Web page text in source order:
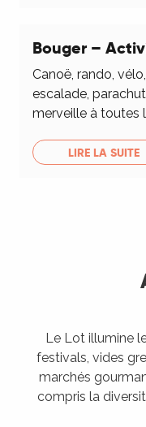
Bouger –
Canoë, rando,
escalade,
merveille à toutes
LIRE LA SUITE
Le Lot illumine
festivals, vides
marchés
compris la